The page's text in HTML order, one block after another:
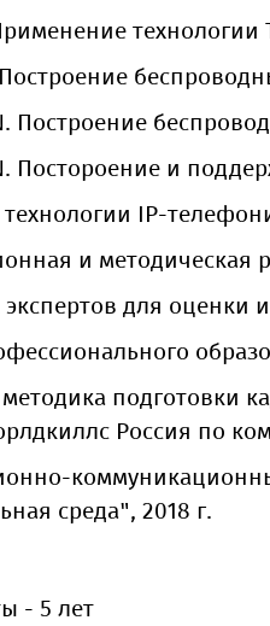
Построение
Постороение и
IP-
и методическая
для оценки
подготовки
Россия по
среда", 2018 г.
- 5 лет